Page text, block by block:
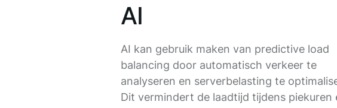
AI
AI kan gebruik maken van predictive load
balancing door automatisch verkeer te
analyseren en serverbelasting te
Dit vermindert de laadtijd tijdens piekuren